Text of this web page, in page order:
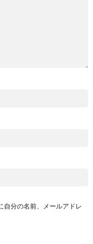
自分の名前、メールアドレ